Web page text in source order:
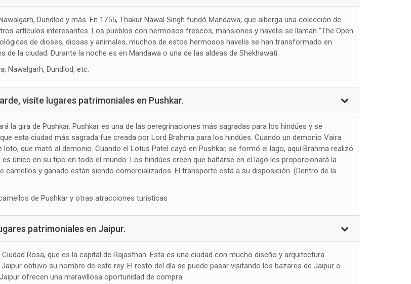
Dundlod y más. En 1755, Thakur Nawal Singh fundó Mandawa, que alberga una colección de
artículos interesantes. Los pueblos con hermosos frescos, mansiones y havelis se llaman "The Open
de dioses, diosas y animales, muchos de estos hermosos havelis se han transformado en
la ciudad. Durante la noche es en Mandawa o una de las aldeas de Shekhawati.
Nawalgarh, Dundlod, etc.
visite lugares patrimoniales en Pushkar.
la gira de Pushkar. Pushkar es una de las peregrinaciones más sagradas para los hindúes y se
esta ciudad más sagrada fue creada por Lord Brahma para los hindúes. Cuando un demonio Vaira
que mató al demonio. Cuando el Lotus Patel cayó en Pushkar, se formó el lago, aquí Brahma realizó
único en su tipo en todo el mundo. Los hindúes creen que bañarse en el lago les proporcionará la
camellos y ganado están siendo comercializados. El transporte está a su disposición. (Dentro de la
de Pushkar y otras atracciones turísticas
patrimoniales en Jaipur.
Rosa, que es la capital de Rajasthan. Esta es una ciudad con mucho diseño y arquitectura
obtuvo su nombre de este rey. El resto del día se puede pasar visitando los bazares de Jaipur o
ofrecen una maravillosa oportunidad de compra.